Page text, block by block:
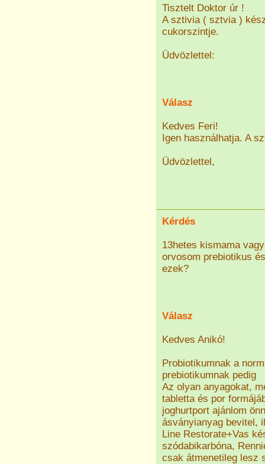
Tisztelt Doktor úr !
A sztivia ( sztvia )
cukorszintje.
Üdvözlettel:
Válasz
Kedves Feri!
Igen használhatja. A
Üdvözlettel,
Kérdés
13hetes kismama
orvosom prebiotikus
ezek?
Válasz
Kedves Anikó!
Probiotikumnak a
prebiotikumnak pedig
Az olyan anyagokat,
tabletta és por
joghurtport ajánlom
ásványianyag bevitel,
Line Restorate+Vas
szódabikarbóna,
csak átmenetileg lesz